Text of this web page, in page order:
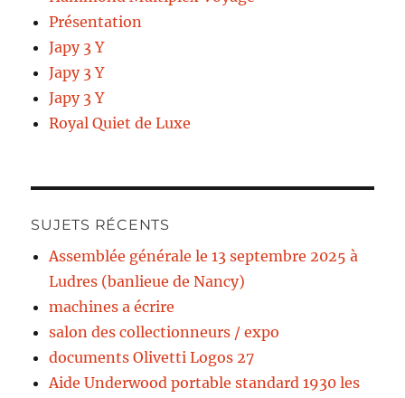
Présentation
Japy 3 Y
Japy 3 Y
Japy 3 Y
Royal Quiet de Luxe
SUJETS RÉCENTS
Assemblée générale le 13 septembre 2025 à
Ludres (banlieue de Nancy)
machines a écrire
salon des collectionneurs / expo
documents Olivetti Logos 27
Aide Underwood portable standard 1930 les